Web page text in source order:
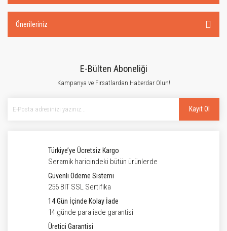
Önerileriniz
E-Bülten Aboneliği
Kampanya ve Fırsatlardan Haberdar Olun!
Kayıt Ol
Türkiye’ye Ücretsiz Kargo
Seramik haricindeki bütün ürünlerde
Güvenli Ödeme Sistemi
256 BIT SSL Sertifika
14 Gün İçinde Kolay İade
14 günde para iade garantisi
Üretici Garantisi